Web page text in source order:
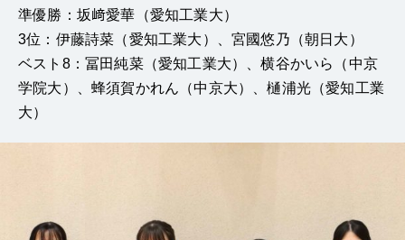
準優勝：坂﨑愛華（愛知工業大）
3位：伊藤詩菜（愛知工業大）、宮國悠乃（朝日大）
ベスト8：冨田純菜（愛知工業大）、横谷かいら（中京
学院大）、蜂須賀かれん（中京大）、樋浦光（愛知工業
大）